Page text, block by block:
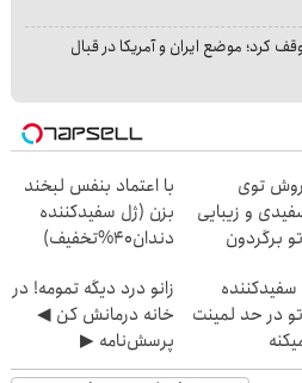
کرد؛ موضع ایران و آمریکا در قبال
روش توی
و زیبایی
برگردون
با اعتماد بنفس لبخند
بزن (ژل سفیدکننده
دندان40%تخفیف)
در حد لمینت
زانو درد دیگه تمومه! در
خانه درمانش کن ◀
پرسش‌نامه ▶